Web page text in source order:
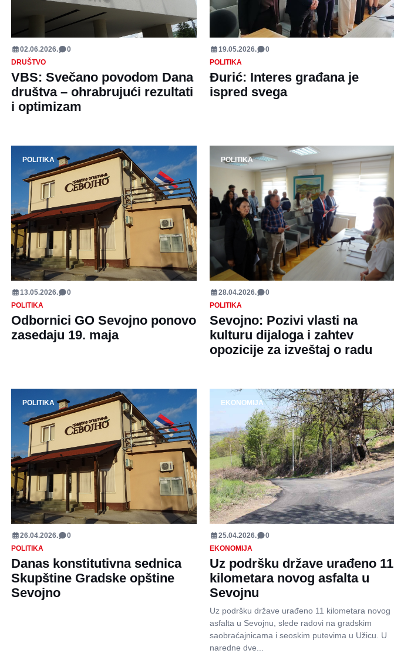
02.06.2026.
0
DRUŠTVO
VBS: Svečano povodom Dana
društva – ohrabrujući rezultati
i optimizam
19.05.2026.
0
POLITIKA
Đurić: Interes građana je
ispred svega
POLITIKA
13.05.2026.
0
POLITIKA
Odbornici GO Sevojno ponovo
zasedaju 19. maja
POLITIKA
28.04.2026.
0
POLITIKA
Sevojno: Pozivi vlasti na
kulturu dijaloga i zahtev
opozicije za izveštaj o radu
POLITIKA
26.04.2026.
0
POLITIKA
Danas konstitutivna sednica
Skupštine Gradske opštine
Sevojno
EKONOMIJA
25.04.2026.
0
EKONOMIJA
Uz podršku države urađeno 11
kilometara novog asfalta u
Sevojnu
Uz podršku države urađeno 11 kilometara novog
asfalta u Sevojnu, slede radovi na gradskim
saobraćajnicama i seoskim putevima u Užicu. U
naredne dve...